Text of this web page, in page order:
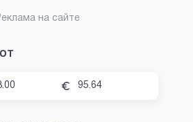
на сайте
95.64